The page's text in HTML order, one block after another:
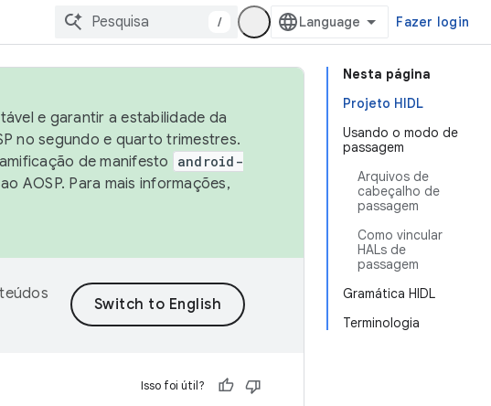
/ Fazer login
Nesta página
Projeto HIDL
Usando o modo de
passagem
Arquivos de
cabeçalho de
passagem
Como vincular
HALs de
passagem
Gramática HIDL
Terminologia
e garantir a estabilidade da
no segundo e quarto trimestres.
de manifesto
android-
AOSP. Para mais informações,
Isso foi útil?